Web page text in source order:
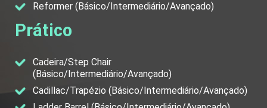
Reformer (Básico/Intermediário/Avançado)
Prático
Cadeira/Step Chair
(Básico/Intermediário/Avançado)
Cadillac/Trapézio (Básico/Intermediário/Avançado)